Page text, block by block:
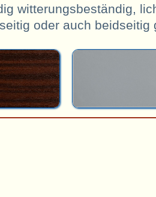
witterungsbeständig,
oder auch beidseitig